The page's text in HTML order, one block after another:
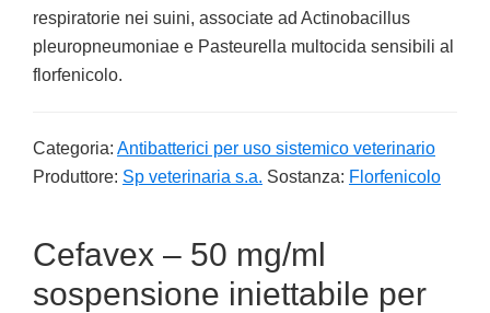
respiratorie nei suini, associate ad Actinobacillus
pleuropneumoniae e Pasteurella multocida sensibili al
florfenicolo.
Categoria: Antibatterici per uso sistemico veterinario
Produttore: Sp veterinaria s.a. Sostanza: Florfenicolo
Cefavex – 50 mg/ml
sospensione iniettabile per